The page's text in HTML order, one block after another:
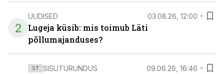
2
UUDISED 03.08.26, 12:00
Lugeja küsib: mis toimub Läti
põllumajanduses?
ST SISUTURUNDUS 09.06.26, 16:46